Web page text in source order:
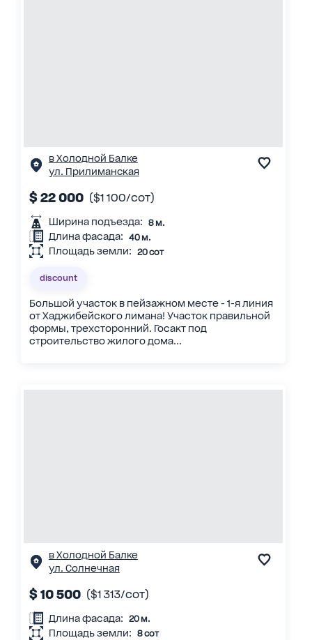
в Холодной Балке
ул. Прилиманская
$ 22 000 ($1 100/сот)
Ширина подъезда: 8 м.
Длина фасада: 40 м.
Площадь земли: 20 сот
discount
Большой участок в пейзажном месте - 1-я линия
от Хаджибейского лимана! Участок правильной
формы, трехсторонний. Госакт под
строительство жилого дома...
в Холодной Балке
ул. Солнечная
$ 10 500 ($1 313/сот)
Длина фасада: 20 м.
Площадь земли: 8 сот